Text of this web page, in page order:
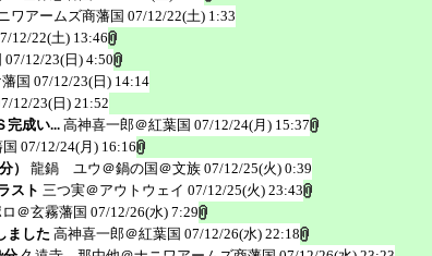
ワアームズ商藩国 07/12/22(土) 1:33
12/22(土) 13:46
07/12/23(日) 4:50
国 07/12/23(日) 14:14
12/23(日) 21:52
完成い... 高神喜一郎＠紅葉国 07/12/24(月) 15:37
07/12/24(月) 16:16
）
龍鍋 ユウ＠鍋の国＠文族 07/12/25(火) 0:39
スト 三つ実＠アウトウェイ 07/12/25(火) 23:43
＠玄霧藩国 07/12/26(水) 7:29
ました 高神喜一郎＠紅葉国 07/12/26(水) 22:18